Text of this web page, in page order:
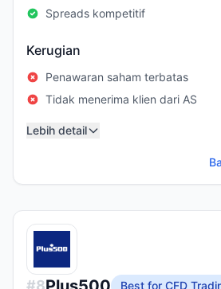
Spreads kompetitif
Kerugian
Penawaran saham terbatas
Tidak menerima klien dari AS
Lebih detail
#8
Best for CFD